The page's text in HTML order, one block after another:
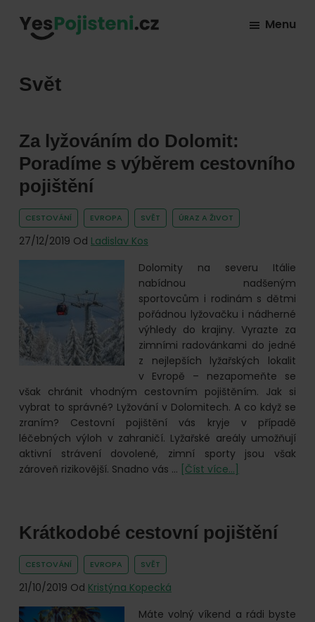
navigation
content
všech
pojištění
od
hlavních
pojišťoven
na
trhu.
pojištění
online.
Menu
Svět
Za lyžováním do Dolomit:
Poradíme s výběrem cestovního
pojištění
CESTOVÁNÍ EVROPA SVĚT ÚRAZ A ŽIVOT
27/12/2019 Od Ladislav Kos
Dolomity na severu Itálie
nabídnou nadšeným
sportovcům i rodinám s dětmi
pořádnou lyžovačku i nádherné
výhledy do krajiny. Vyrazte za
zimními radovánkami do jedné
z nejlepších lyžařských lokalit
v Evropě – nezapomeňte se
však chránit vhodným cestovním pojištěním. Jak si
vybrat to správné? Lyžování v Dolomitech. A co když se
zraním? Cestovní pojištění vás kryje v případě
léčebných výloh v zahraničí. Lyžařské areály umožňují
aktivní strávení dovolené, zimní sporty jsou však
zároveň rizikovější. Snadno vás … [Číst více...]
Dolomit:
pojištění
Krátkodobé cestovní pojištění
CESTOVÁNÍ EVROPA SVĚT
21/10/2019 Od Kristýna Kopecká
Máte volný víkend a rádi byste